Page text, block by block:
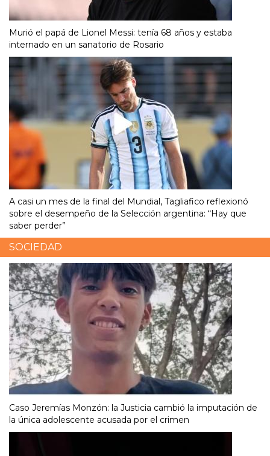
Murió el papá de Lionel Messi: tenía 68 años y estaba
internado en un sanatorio de Rosario
A casi un mes de la final del Mundial, Tagliafico reflexionó
sobre el desempeño de la Selección argentina: “Hay que
saber perder”
SOCIEDAD
Caso Jeremías Monzón: la Justicia cambió la imputación de
la única adolescente acusada por el crimen